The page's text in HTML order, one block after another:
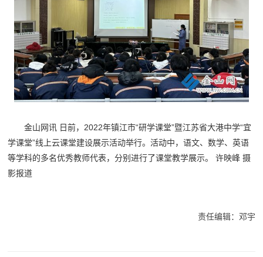
金山网讯 日前，2022年镇江市“研学课堂”暨江苏省大港中学“宜
学课堂”线上云课堂建设展示活动举行。活动中，语文、数学、英语
等学科的多名优秀教师代表，分别进行了课堂教学展示。 许映峰 摄
影报道
责任编辑：邓宇